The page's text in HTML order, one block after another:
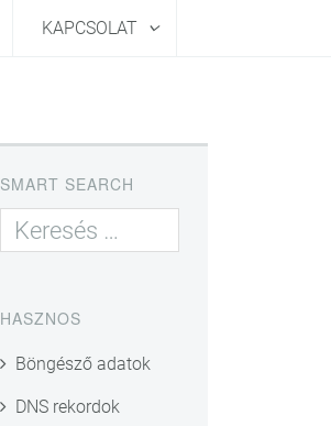
KAPCSOLAT
SMART SEARCH
HASZNOS
Böngésző adatok
DNS rekordok